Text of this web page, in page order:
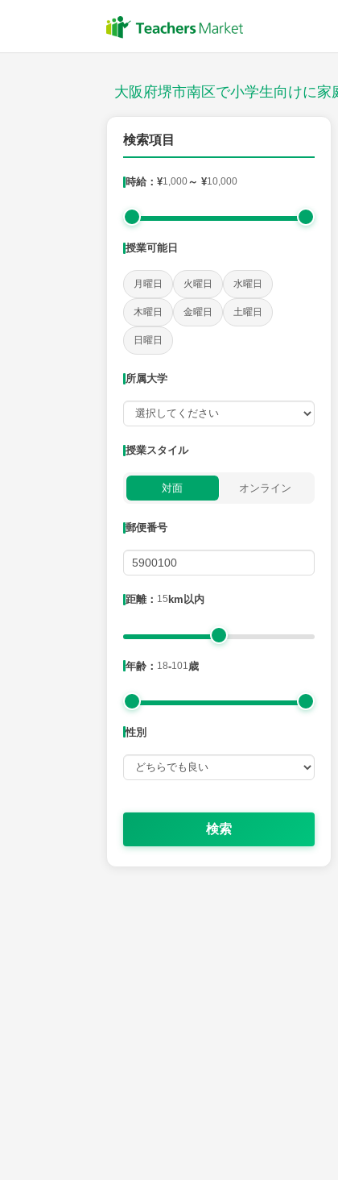
大阪府堺市南区で小学生向けに家
検索項目
時給：¥1,000～ ¥10,000
授業可能日
月曜日 火曜日 水曜日
木曜日 金曜日 土曜日
日曜日
所属大学
授業スタイル
対面 オンライン
郵便番号
距離： 15 km以内
年齢： 18-101 歳
性別
検索
授業スタイル
社会 算数 理科
時給：¥1,000 ～ ¥10,000
授業可能日
月曜日 火曜日
距離：15km以内
年齢：18-101歳